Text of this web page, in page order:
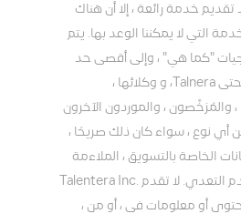
تقديم خدمة رائعة ، إلا أن هناك
التي لا يمكننا الوعد بها. يتم
"كما هي" ، وإلى أقصى حد
يسمح به القانون ، لا حتى Talnera، و وكلائها ،
، والمُرَخِّصون ، والموردون الآخرون
أي نوع ، سواء كان ذلك صريحًا ،
الخاصة بالتسويق ، الملاءمة
لاستخدام خاص ، وعدم التعدي. لا تقدم .Talentera Inc
أو معلومات في ، أو من ،